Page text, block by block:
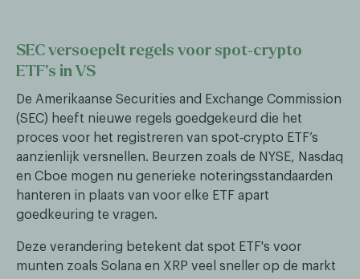
SEC versoepelt regels voor spot‑crypto
ETF’s in VS
De Amerikaanse Securities and Exchange Commission
(SEC) heeft nieuwe regels goedgekeurd die het
proces voor het registreren van spot‑crypto ETF’s
aanzienlijk versnellen. Beurzen zoals de NYSE, Nasdaq
en Cboe mogen nu generieke noteringsstandaarden
hanteren in plaats van voor elke ETF apart
goedkeuring te vragen.
Deze verandering betekent dat spot ETF's voor
munten zoals Solana en XRP veel sneller op de markt